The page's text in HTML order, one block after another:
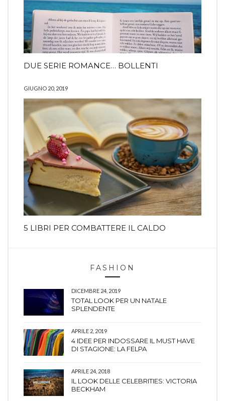
DUE SERIE ROMANCE… BOLLENTI
GIUGNO 20, 2019
5 LIBRI PER COMBATTERE IL CALDO
FASHION
DICEMBRE 24, 2019
TOTAL LOOK PER UN NATALE
SPLENDENTE
APRILE 2, 2019
4 IDEE PER INDOSSARE IL MUST HAVE
DI STAGIONE: LA FELPA
APRILE 24, 2018
IL LOOK DELLE CELEBRITIES: VICTORIA
BECKHAM